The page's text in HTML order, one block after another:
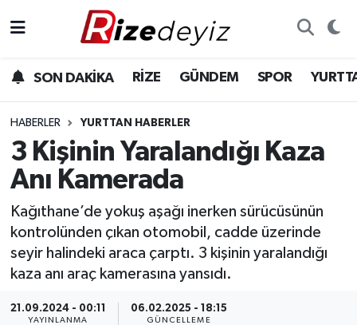
SON DAKİKA RİZE GÜNDEM SPOR
HABERLER YURTTAN HABERLER
3 Kişinin Yaralandığı Kaza
Anı Kamerada
Kağıthane’de yokuş aşağı inerken sürücüsünün
kontrolünden çıkan otomobil, cadde üzerinde
seyir halindeki araca çarptı. 3 kişinin yaralandığı
kaza anı araç kamerasına yansıdı.
21.09.2024 - 00:11
YAYINLANMA
06.02.2025 - 18:15
GÜNCELLEME
Gündem
Yurttan Haberler
Ekonomi
Teknoloji
Rize Hava Durumu
Rize Trafik Yoğunluk Haritası
Süper Lig Puan Durumu ve Fikstür
Tüm Manşetler
Son Dakika Haberleri
Haber Arşivi